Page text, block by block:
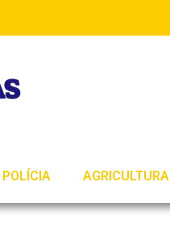
POLÍCIA AGRICULTURA